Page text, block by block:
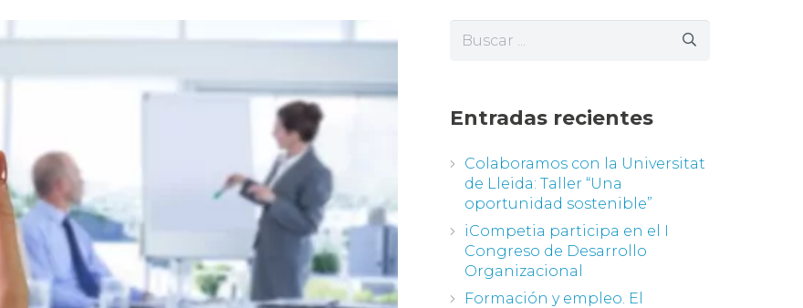
Entradas recientes
Colaboramos con la Universitat
de Lleida: Taller “Una
oportunidad sostenible”
iCompetia participa en el I
Congreso de Desarrollo
Organizacional
Formación y empleo. El